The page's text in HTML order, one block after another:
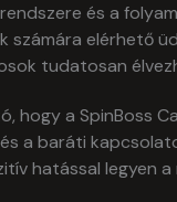
és a
számára elérhető
tudatosan
hogy a SpinBoss
a baráti
hatással legyen